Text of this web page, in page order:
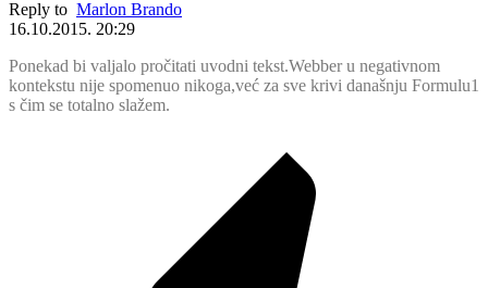
Reply to Marlon Brando
16.10.2015. 20:29
Ponekad bi valjalo pročitati uvodni tekst.Webber u negativnom
kontekstu nije spomenuo nikoga,već za sve krivi današnju Formulu1
s čim se totalno slažem.